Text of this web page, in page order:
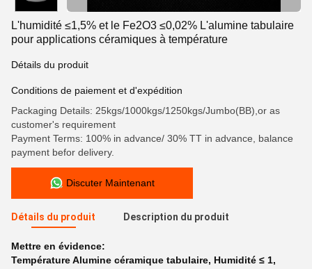
L'humidité ≤1,5% et le Fe2O3 ≤0,02% L'alumine tabulaire
pour applications céramiques à température
Détails du produit
Conditions de paiement et d'expédition
Packaging Details: 25kgs/1000kgs/1250kgs/Jumbo(BB),or as
customer's requirement
Payment Terms: 100% in advance/ 30% TT in advance, balance
payment befor delivery.
Discuter Maintenant
Détails du produit Description du produit
Mettre en évidence:
Température Alumine céramique tabulaire, Humidité ≤ 1,